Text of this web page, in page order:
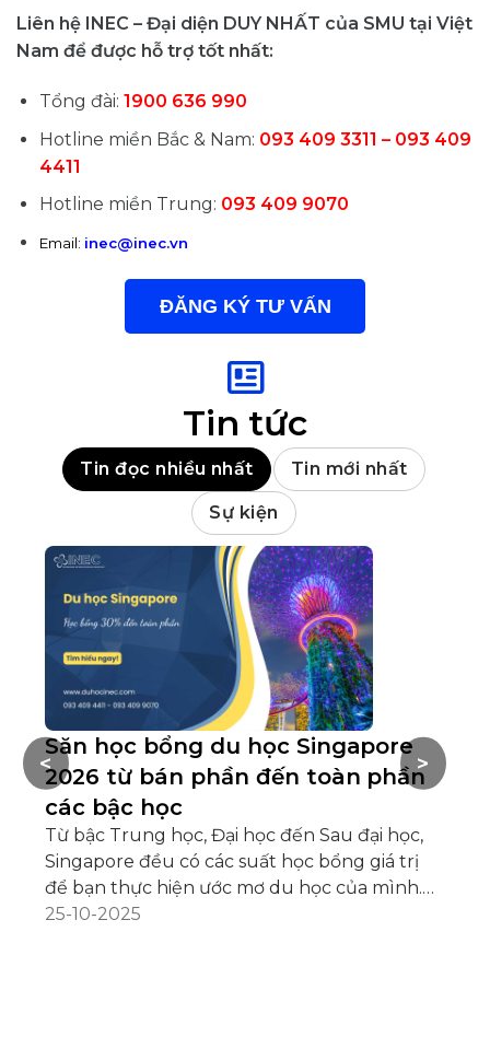
Liên hệ INEC – Đại diện DUY NHẤT của SMU tại Việt
Nam để được hỗ trợ tốt nhất:
Tổng đài: 1900 636 990
Hotline miền Bắc & Nam: 093 409 3311 – 093 409
4411
Hotline miền Trung: 093 409 9070
Email: inec@inec.vn
ĐĂNG KÝ TƯ VẤN
Tin tức
Tin đọc nhiều nhất Tin mới nhất
Sự kiện
Săn học bổng du học Singapore
2026 từ bán phần đến toàn phần
các bậc học
Từ bậc Trung học, Đại học đến Sau đại học,
Singapore đều có các suất học bổng giá trị
để bạn thực hiện ước mơ du học của mình.
Bạn đang đặt mục tiêu săn học bổng du học
25-10-2025
>
<